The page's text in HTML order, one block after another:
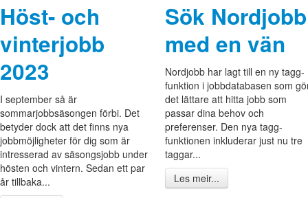
Höst- och
vinterjobb
2023
I september så är
sommarjobbsäsongen förbi. Det
betyder dock att det finns nya
jobbmöjligheter för dig som är
intresserad av säsongsjobb under
hösten och vintern. Sedan ett par
år tillbaka...
Sök Nordjobb
med en vän
Nordjobb har lagt till en ny tagg-
funktion i jobbdatabasen som
det lättare att hitta jobb som
passar dina behov och
preferenser. Den nya tagg-
funktionen inkluderar just nu tre
taggar...
Les meir...